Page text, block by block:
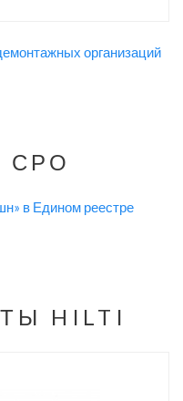
организаций
СРО
в Едином реестре
HILTI